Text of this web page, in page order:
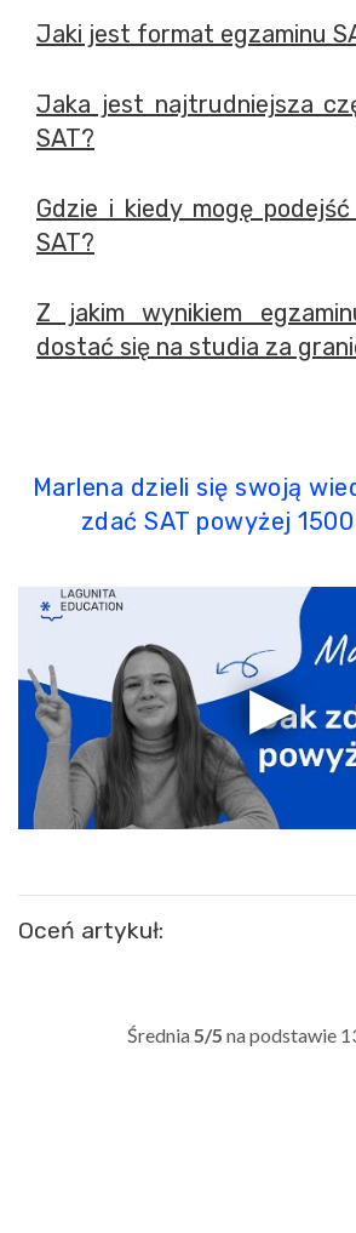
Jaki jest format egzaminu
Jaka jest najtrudniejsza
SAT?
Gdzie i kiedy mogę
SAT?
Z jakim wynikiem
dostać się na studia za
Marlena dzieli się swoją
zdać SAT powyżej
Oceń artykuł:
Średnia 5/5 na podstawie